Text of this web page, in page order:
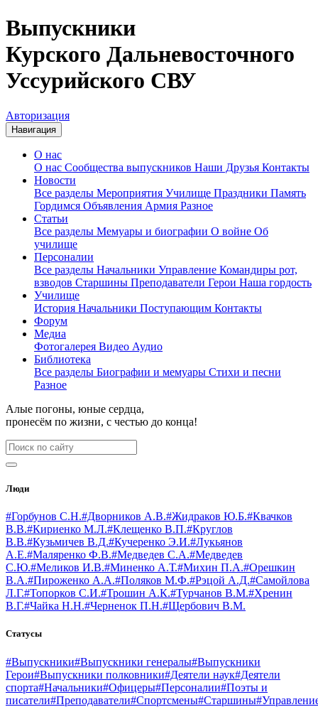
Выпускники
Курского Дальневосточного
Уссурийского СВУ
Авторизация
Навигация
О нас
О нас Сообщества выпускников Наши Друзья Контакты
Новости
Все разделы Мероприятия Училище Праздники Память
Гордимся Объявления Армия Разное
Статьи
Все разделы Мемуары и биографии О войне Об
училище
Персоналии
Все разделы Начальники Управление Командиры рот,
взводов Старшины Преподаватели Герои Наша гордость
Училище
История Начальники Поступающим Контакты
Форум
Медиа
Фотогалерея Видео Аудио
Библиотека
Все разделы Биографии и мемуары Стихи и песни
Разное
Алые погоны, юные сердца,
пронесём по жизни, с честью до конца!
Люди
#Горбунов С.Н.#Дворников А.В.#Жидраков Ю.Б.#Квачков
В.В.#Кириенко М.Л.#Клещенко В.П.#Круглов
В.В.#Кузьмичев В.Д.#Кучеренко Э.И.#Лукьянов
А.Е.#Маляренко Ф.В.#Медведев С.А.#Медведев
С.Ю.#Меликов И.В.#Миненко А.Т.#Михин П.А.#Орешкин
В.А.#Пироженко А.А.#Поляков М.Ф.#Рэцой А.Д.#Самойлова
Л.Г.#Топорков С.И.#Трошин А.К.#Турчанов В.М.#Хренин
В.Г.#Чайка Н.Н.#Черненок П.Н.#Щербович В.М.
Статусы
#Выпускники#Выпускники генералы#Выпускники
Герои#Выпускники полковники#Деятели наук#Деятели
спорта#Начальники#Офицеры#Персоналии#Поэты и
писатели#Преподаватели#Спортсмены#Старшины